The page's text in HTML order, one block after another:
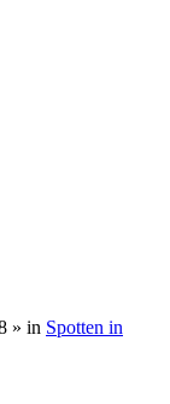
» in Spotten in